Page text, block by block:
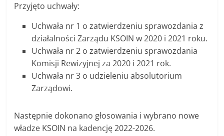
Przyjęto uchwały:
Uchwała nr 1 o zatwierdzeniu sprawozdania z
działalności Zarządu KSOIN w 2020 i 2021 roku.
Uchwała nr 2 o zatwierdzeniu sprawozdania
Komisji Rewizyjnej za 2020 i 2021 rok.
Uchwała nr 3 o udzieleniu absolutorium
Zarządowi.
Następnie dokonano głosowania i wybrano nowe
władze KSOIN na kadencję 2022-2026.